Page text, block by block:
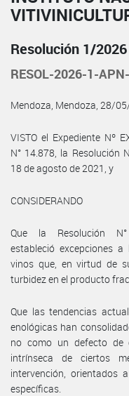
Resolución 1/2026
RESOL-2026-1-
Mendoza, Mendoza, 28/
VISTO el Expediente Nº
N° 14.878, la Resolución
18 de agosto de 2021, y
CONSIDERANDO
Que la Resolución N°
estableció excepciones
vinos que, en virtud de
turbidez en el producto
Que las tendencias
enológicas han
no como un defecto de
intrínseca de ciertos
intervención, orientados
específicas.